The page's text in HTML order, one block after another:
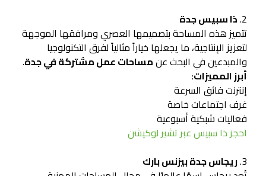
2. ذا سبيس جدة
تتميز هذه المساحة بتصميمها العصري ومرافقها الموجهة
لتعزيز الإنتاجية، ما يجعلها خياراً مثالياً لفرق التكنولوجيا
والمبدعين في البحث عنمساحات عمل مشتركة في جدة.
أبرز المميزات:
إنترنت فائق السرعة
غرف اجتماعات خاصة
فعاليات شبكية أسبوعية
احجز ذا سبيس عبر تشير لوكيشن
3. ريجاس جدة بيزنس بارك